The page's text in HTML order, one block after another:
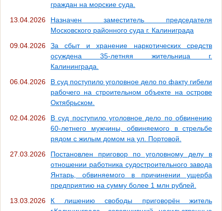
граждан на морские суда.
13.04.2026
Назначен заместитель председателя
Московского районного суда г. Калиниграда
09.04.2026
За сбыт и хранение наркотических средств
осуждена 35-летняя жительница г.
Калининграда.
06.04.2026
В суд поступило уголовное дело по факту гибели
рабочего на строительном объекте на острове
Октябрьском.
02.04.2026
В суд поступило уголовное дело по обвинению
60-летнего мужчины, обвиняемого в стрельбе
рядом с жилым домом на ул. Портовой.
27.03.2026
Постановлен приговор по уголовному делу в
отношении работника судостроительного завода
Янтарь, обвиняемого в причинении ущерба
предприятию на сумму более 1 млн рублей.
13.03.2026
К лишению свободы приговорён житель